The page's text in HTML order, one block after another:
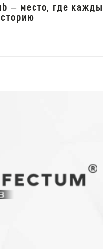
– место, где